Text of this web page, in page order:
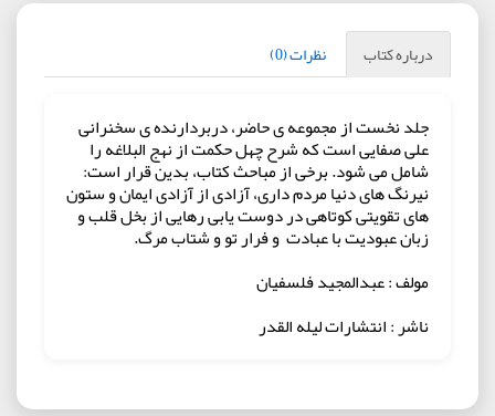
درباره کتاب نظرات (0)
جلد نخست از مجموعه ی حاضر، دربردارنده ی سخنرانی
علی صفایی است که شرح چهل حکمت از نهج البلاغه را
شامل می شود. برخی از مباحث کتاب، بدین قرار است:
نیرنگ های دنیا مردم داری، آزادی از آزادی ایمان و ستون
های تقویتی کوتاهی در دوست یابی رهایی از بخل قلب و
زبان عبودیت با عبادت و فرار تو و شتاب مرگ.
مولف : عبدالمجید فلسفیان
ناشر : انتشارات لیله القدر